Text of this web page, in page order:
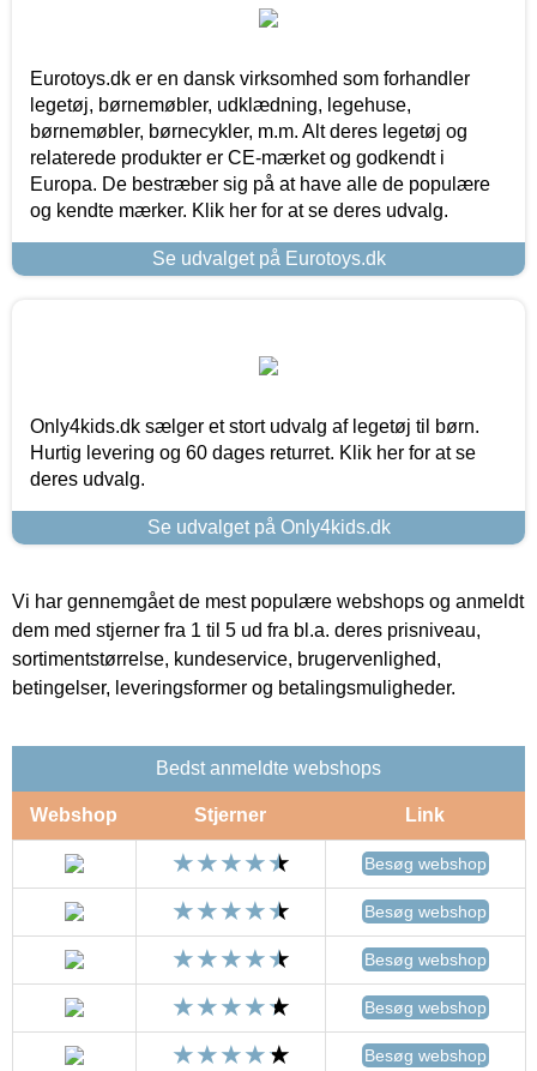
Eurotoys.dk er en dansk virksomhed som forhandler
legetøj, børnemøbler, udklædning, legehuse,
børnemøbler, børnecykler, m.m. Alt deres legetøj og
relaterede produkter er CE-mærket og godkendt i
Europa. De bestræber sig på at have alle de populære
og kendte mærker. Klik her for at se deres udvalg.
Se udvalget på Eurotoys.dk
Only4kids.dk sælger et stort udvalg af legetøj til børn.
Hurtig levering og 60 dages returret. Klik her for at se
deres udvalg.
Se udvalget på Only4kids.dk
Vi har gennemgået de mest populære webshops og anmeldt
dem med stjerner fra 1 til 5 ud fra bl.a. deres prisniveau,
sortimentstørrelse, kundeservice, brugervenlighed,
betingelser, leveringsformer og betalingsmuligheder.
Bedst anmeldte webshops
Webshop Stjerner Link
Besøg webshop
Besøg webshop
Besøg webshop
Besøg webshop
Besøg webshop